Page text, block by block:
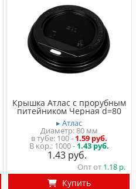
Крышка Атлас с прорубным
питейником Черная d=80
▸ Атлас
Диаметр: 80 мм
в тубе 100- 1.59 руб.
1000 - 1.43 руб.
1.43
Опт от 1.18
Купить